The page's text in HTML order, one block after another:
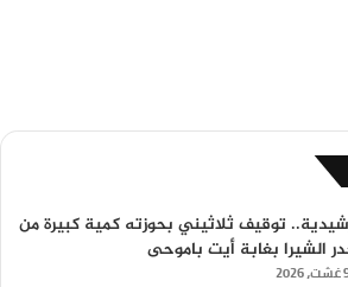
توقيف ثلاثيني بحوزته كمية كبيرة من
الشيرا بغابة أيت باموحى
2026